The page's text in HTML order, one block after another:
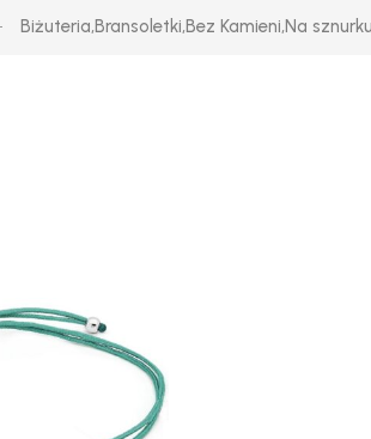
Biżuteria,Bransoletki,Bez Kamieni,Na sznurku